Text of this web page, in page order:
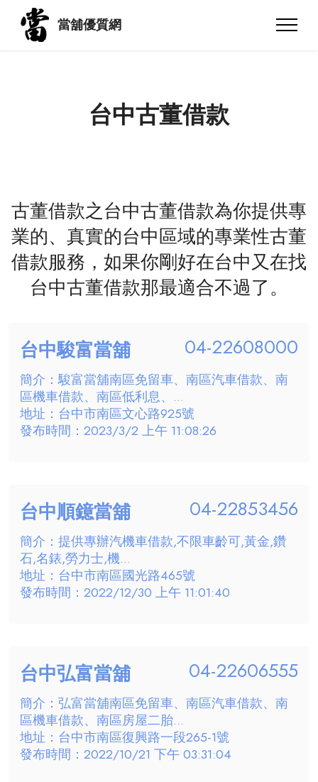
當舖優質網
台中古董借款
古董借款之台中古董借款為你提供專
業的、真實的台中區域的專業性古董
借款服務，如果你剛好在台中又在找
台中古董借款那最適合不過了。
台中駿富當舖 04-22608000
簡介：駿富當舖南區免留車、南區汽車借款、南
區機車借款、南區低利息、...
地址：台中市南區文心路925號
發布時間：2023/3/2 上午 11:08:26
台中順鐿當舖 04-22853456
簡介：提供專辦汽機車借款,不限車齡可,黃金,鑽
石,名錶,勞力士,機...
地址：台中市南區國光路465號
發布時間：2022/12/30 上午 11:01:40
台中弘富當舖 04-22606555
簡介：弘富當舖南區免留車、南區汽車借款、南
區機車借款、南區房屋二胎...
地址：台中市南區復興路一段265-1號
發布時間：2022/10/21 下午 03:31:04